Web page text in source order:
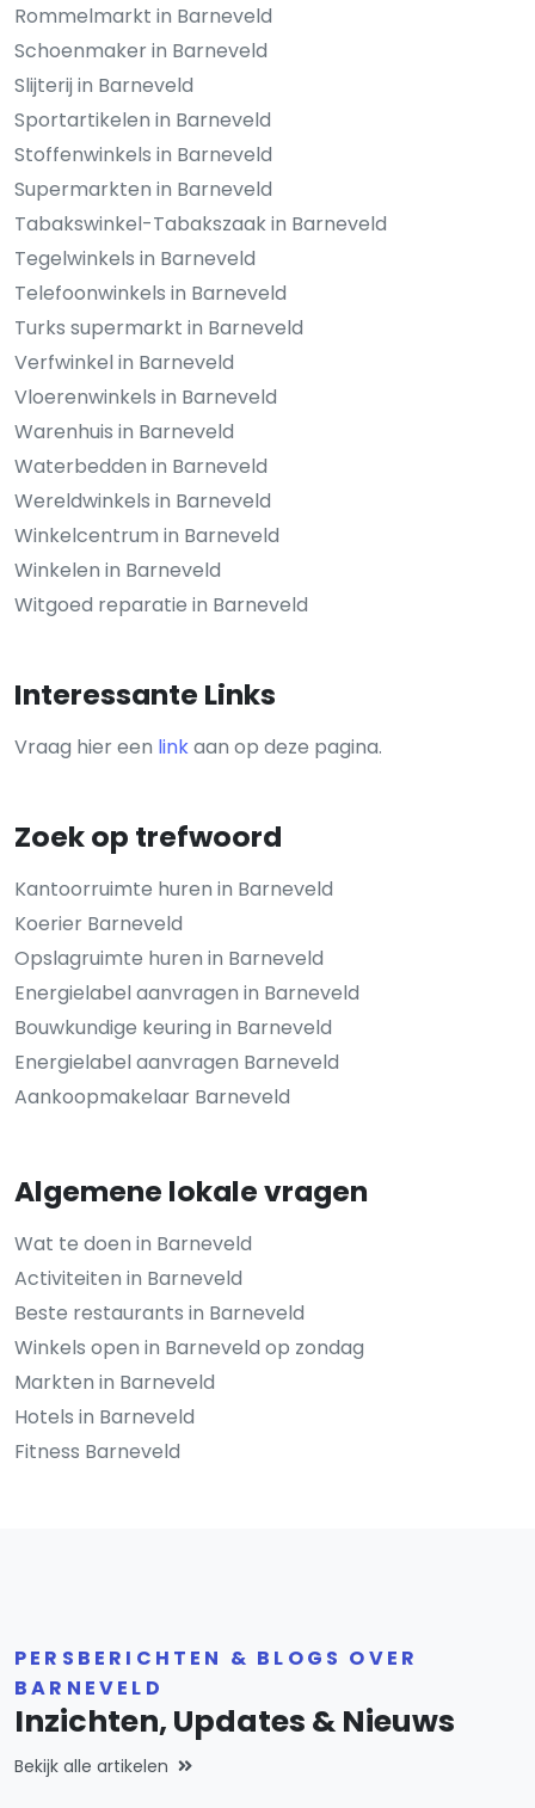
Rommelmarkt in Barneveld
Schoenmaker in Barneveld
Slijterij in Barneveld
Sportartikelen in Barneveld
Stoffenwinkels in Barneveld
Supermarkten in Barneveld
Tabakswinkel-Tabakszaak in Barneveld
Tegelwinkels in Barneveld
Telefoonwinkels in Barneveld
Turks supermarkt in Barneveld
Verfwinkel in Barneveld
Vloerenwinkels in Barneveld
Warenhuis in Barneveld
Waterbedden in Barneveld
Wereldwinkels in Barneveld
Winkelcentrum in Barneveld
Winkelen in Barneveld
Witgoed reparatie in Barneveld
Interessante Links
Vraag hier een linkaan op deze pagina.
Zoek op trefwoord
Kantoorruimte huren in Barneveld
Koerier Barneveld
Opslagruimte huren in Barneveld
Energielabel aanvragen in Barneveld
Bouwkundige keuring in Barneveld
Energielabel aanvragen Barneveld
Aankoopmakelaar Barneveld
Algemene lokale vragen
Wat te doen in Barneveld
Activiteiten in Barneveld
Beste restaurants in Barneveld
Winkels open in Barneveld op zondag
Markten in Barneveld
Hotels in Barneveld
Fitness Barneveld
PERSBERICHTEN & BLOGS OVER
BARNEVELD
Inzichten, Updates & Nieuws
Bekijk alle artikelen